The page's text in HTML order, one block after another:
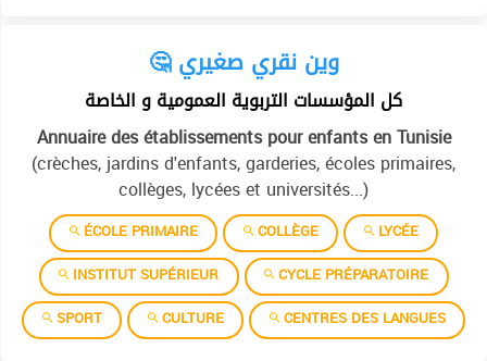
🤔 وين نقري صغيري
كل المؤسسات التربوية العمومية و الخاصة
Annuaire des établissements pour enfants en Tunisie
(crèches, jardins d'enfants, garderies, écoles primaires,
collèges, lycées et universités...)
ÉCOLE PRIMAIRE COLLÈGE
LYCÉE
INSTITUT SUPÉRIEUR
CYCLE PRÉPARATOIRE
SPORT
CULTURE CENTRES DES LANGUES